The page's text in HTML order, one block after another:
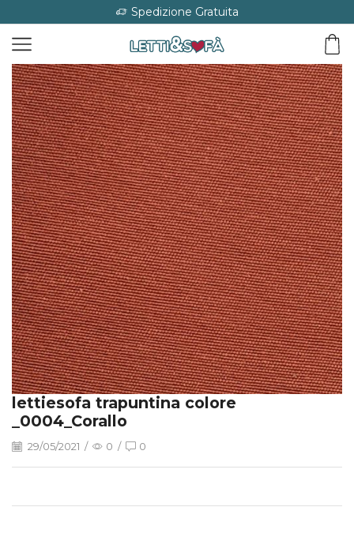
Spedizione Gratuita
lettiesofa trapuntina colore
_0004_Corallo
29/05/2021 / 0 / 0